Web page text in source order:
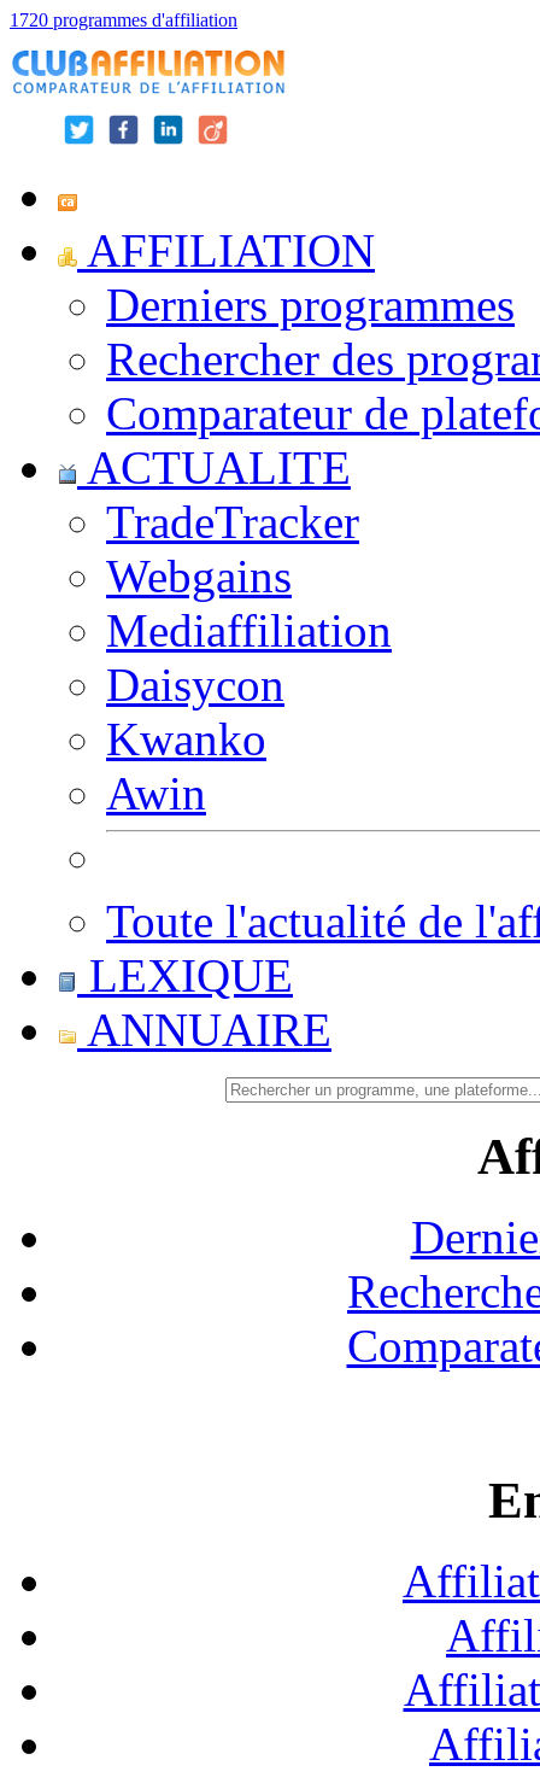
1720 programmes d'affiliation
AFFILIATION
Derniers programmes
Rechercher des
Comparateur de
ACTUALITE
TradeTracker
Webgains
Mediaffiliation
Daisycon
Kwanko
Awin
Toute l'actualité de
LEXIQUE
ANNUAIRE